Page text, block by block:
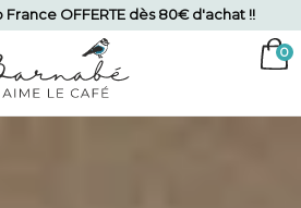
OFFERTE dès 80€ d'achat !!